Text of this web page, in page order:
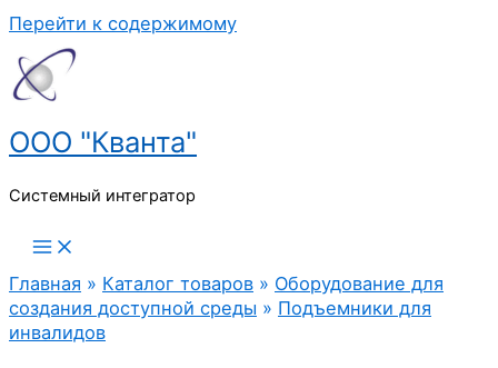
Перейти к содержимому
ООО "Кванта"
Системный интегратор
Главная » Каталог товаров » Оборудование для
создания доступной среды » Подъемники для
инвалидов